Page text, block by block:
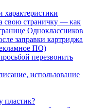
свою страничку — как
Одноклассников
заправки картриджа
ПО)
перезвонить
использование
пластик?